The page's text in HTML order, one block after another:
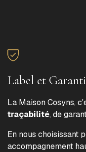
Label et
La Maison Cosyns,
traçabilité, de
En nous choisissant
accompagnement